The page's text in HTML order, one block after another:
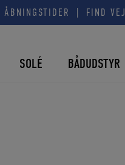
ÅBNINGSTIDER | FIND VEJ
SOLÉ BÅDUDSTYR